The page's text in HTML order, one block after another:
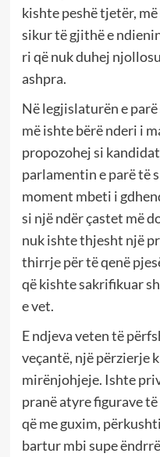
kishte peshë tjetër,
sikur të gjithë e
ri që nuk duhej
ashpra.
Në legjislaturën e
më ishte bërë nderi i
propozohej si
parlamentin e parë të
moment mbeti i
si një ndër çastet më
nuk ishte thjesht një
thirrje për të qenë
që kishte sakrifikuar
e vet.
E ndjeva veten të
veçantë, një përzierje
mirënjohjeje. Ishte
pranë atyre figurave
që me guxim,
bartur mbi supe